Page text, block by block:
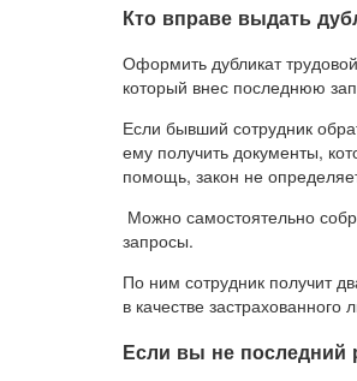
Кто вправе выдать
Оформить дубликат
который внес последнюю
Если бывший сотрудник
ему получить документы,
помощь, закон не
Можно самостоятельно
запросы.
По ним сотрудник получит
в качестве
Если вы не последний